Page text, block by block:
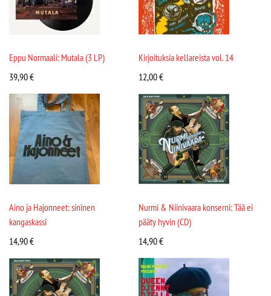
Eppu Normaali: Mutala (3 LP)
39,90€
Kirjoituksia kellareista vol. 14
12,00€
Aino ja Hajonneet: sininen
kangaskassi
14,90€
Nurmi & Niinivaara konserni: Tää ei
pääty hyvin (CD)
14,90€